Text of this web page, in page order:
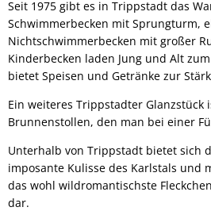
Seit 1975 gibt es in Trippstadt das
Schwimmerbecken mit Sprungturm,
Nichtschwimmerbecken mit großer
Kinderbecken laden Jung und Alt
bietet Speisen und Getränke zur
Ein weiteres Trippstadter Glanzstück
Brunnenstollen, den man bei einer
Unterhalb von Trippstadt bietet sich
imposante Kulisse des Karlstals und
das wohl wildromantischste
dar.